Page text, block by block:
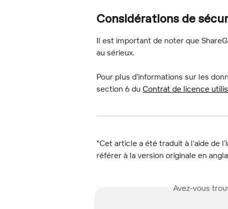
Considérations de
Il est important de noter que
au sérieux.
Pour plus d’informations sur les
section 6 du Contrat de licence
"Cet article a été traduit à l’aide de
référer à la version originale en
Avez-vous